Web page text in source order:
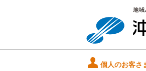
個人のお客さ